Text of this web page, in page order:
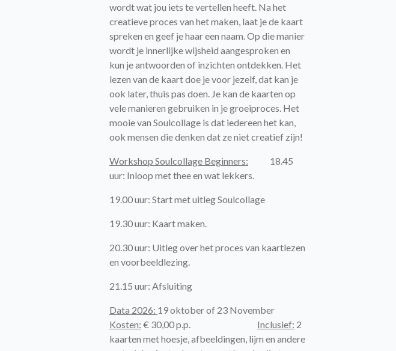
wordt wat jou iets te vertellen heeft. Na het
creatieve proces van het maken, laat je de kaart
spreken en geef je haar een naam. Op die manier
wordt je innerlijke wijsheid aangesproken en
kun je antwoorden of inzichten ontdekken. Het
lezen van de kaart doe je voor jezelf, dat kan je
ook later, thuis pas doen. Je kan de kaarten op
vele manieren gebruiken in je groeiproces. Het
mooie van Soulcollage is dat iedereen het kan,
ook mensen die denken dat ze niet creatief zijn!
Workshop Soulcollage Beginners:
18.45
uur: Inloop met thee en wat lekkers.
19.00 uur: Start met uitleg Soulcollage
19.30 uur: Kaart maken.
20.30 uur: Uitleg over het proces van kaartlezen
en voorbeeldlezing.
21.15 uur: Afsluiting
Data 2026: 19 oktober of 23 November
Kosten: € 30,00 p.p. Inclusief: 2
kaarten met hoesje, afbeeldingen, lijm en andere